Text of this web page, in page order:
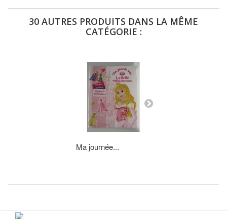
30 AUTRES PRODUITS DANS LA MÊME
CATÉGORIE :
Ma journée...